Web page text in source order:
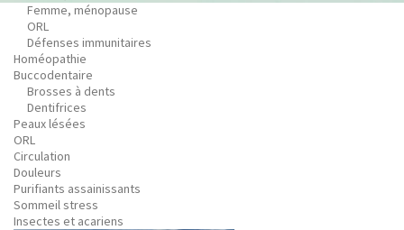
Femme, ménopause
ORL
Défenses immunitaires
Homéopathie
Buccodentaire
Brosses à dents
Dentifrices
Peaux lésées
ORL
Circulation
Douleurs
Purifiants assainissants
Sommeil stress
Insectes et acariens